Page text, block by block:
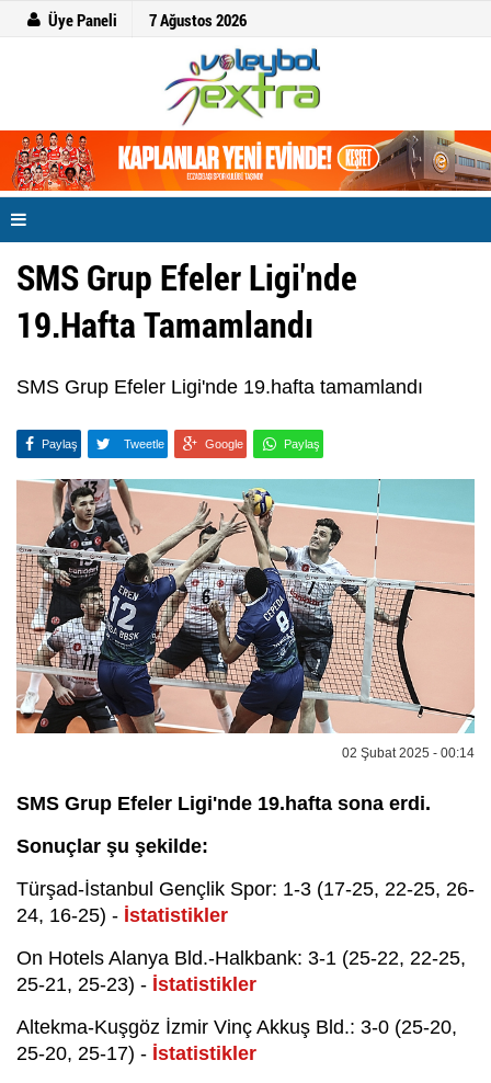
Üye Paneli 7 Ağustos 2026
SMS Grup Efeler Ligi'nde
19.Hafta Tamamlandı
SMS Grup Efeler Ligi'nde 19.hafta tamamlandı
Paylaş Tweetle Google Paylaş
02 Şubat 2025 - 00:14
SMS Grup Efeler Ligi'nde 19.hafta sona erdi.
Sonuçlar şu şekilde:
Türşad-İstanbul Gençlik Spor: 1-3 (17-25, 22-25, 26-
24, 16-25) - İstatistikler
On Hotels Alanya Bld.-Halkbank: 3-1 (25-22, 22-25,
25-21, 25-23) - İstatistikler
Altekma-Kuşgöz İzmir Vinç Akkuş Bld.: 3-0 (25-20,
25-20, 25-17) - İstatistikler